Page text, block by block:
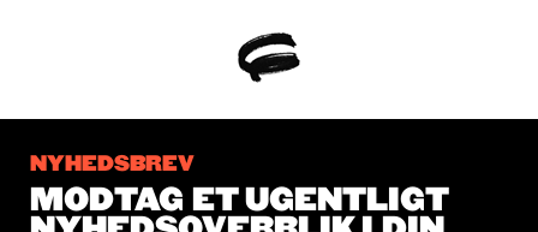
NYHEDSBREV
MODTAG ET UGENTLIGT